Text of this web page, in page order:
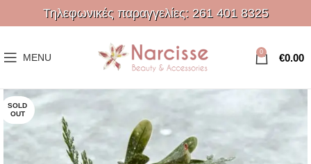
Τηλεφωνικές παραγγελίες: 261 401 8325
MENU 0 €0.00
SOLD
OUT